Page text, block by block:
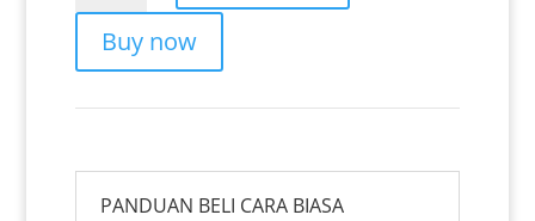
Segala
Urusan
(Khat
Buy now
PANDUAN BELI CARA BIASA